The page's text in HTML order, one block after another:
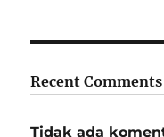
Recent Comments
Tidak ada